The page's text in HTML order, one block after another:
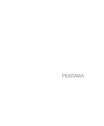
РЕКЛАМА